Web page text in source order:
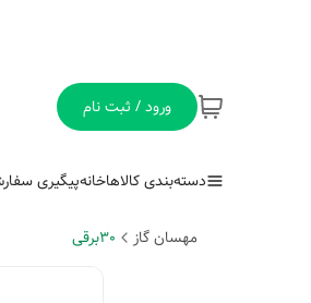
ورود / ثبت نام
دسته‌بندی کالاهاخانهپیگیری
مهسان گاز 30برقی